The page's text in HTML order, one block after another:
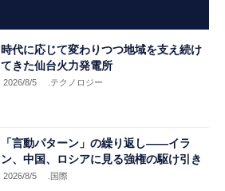
時代に応じて変わりつつ地域を支え続け
てきた仙台火力発電所
2026/8/5 .テクノロジー
「言動パターン」の繰り返し――イラ
ン、中国、ロシアに見る強権の駆け引き
2026/8/5 .国際